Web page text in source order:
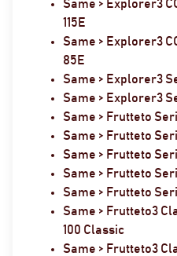
Same > Explorer3
115E
Same > Explorer3
85E
Same > Explorer3
Same > Explorer3
Same > Frutteto
Same > Frutteto
Same > Frutteto
Same > Frutteto
Same > Frutteto
Same > Frutteto3
100 Classic
Same > Frutteto3